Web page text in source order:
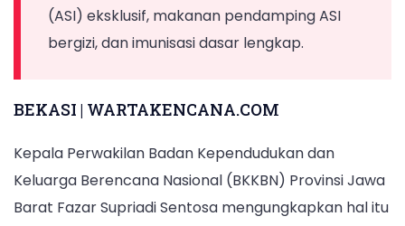
Subur
di
Istanaku,
Kecamatan
(ASI) eksklusif, makanan pendamping ASI
bergizi, dan imunisasi dasar lengkap.
BEKASI | WARTAKENCANA.COM
Kepala Perwakilan Badan Kependudukan dan
Keluarga Berencana Nasional (BKKBN) Provinsi Jawa
Barat Fazar Supriadi Sentosa mengungkapkan hal itu